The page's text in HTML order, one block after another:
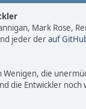
Mark Rose,
jeder derauf
Wenigen, die
die Entwickler noch